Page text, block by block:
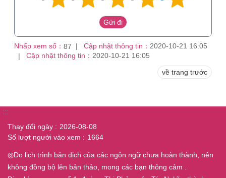
Nhấp xem số： 87 Cập nhật thông tin： 2020-10-21 16:05
Cập nhật thông tin： 2020-10-21 16:05
về trang trước
:::
Thay đổi ngày
2026-08-08
Số lượt người vào xem
1664
◎Do lịch trình bản dịch của các ngôn ngữ chưa hoàn thành, nên
không đồng bộ lên bản thảo, mong các bạn thông cảm .